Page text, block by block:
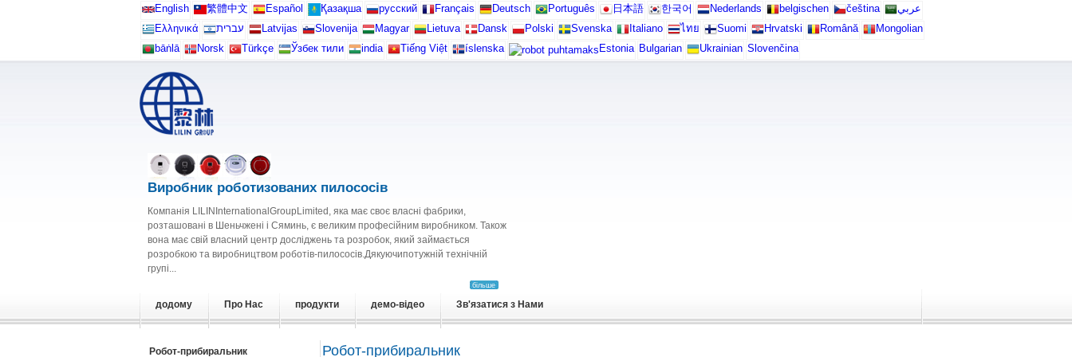
English 繁體中文 Español Қазақша русский Français Deutsch Português 日本語 한국어 Nederlands belgischen čeština
عربي
Ελληνικά
עברית Latvijas Slovenija Magyar Lietuva Dansk Polski Svenska Italiano ไทย Suomi Hrvatski Română
Mongolian
bāṅlā
Norsk Türkçe Ўзбек тили india Tiếng Việt íslenska Estonia Bulgarian Ukrainian Slovenčina
Виробник роботизованих пилососів
Компанія LILINInternationalGroupLimited, яка має своє власні фабрики,
розташовані в Шеньчжені і Сяминь, є великим професійним виробником. Також
вона має свій власний центр досліджень та розробок, який займається
розробкою та виробництвом роботів-пилососів.Дякуючипотужній технічній
групі...
більше
додому Про Нас продукти демо-відео Зв'язатися з Нами
Робот-прибиральник Робот-прибиральник